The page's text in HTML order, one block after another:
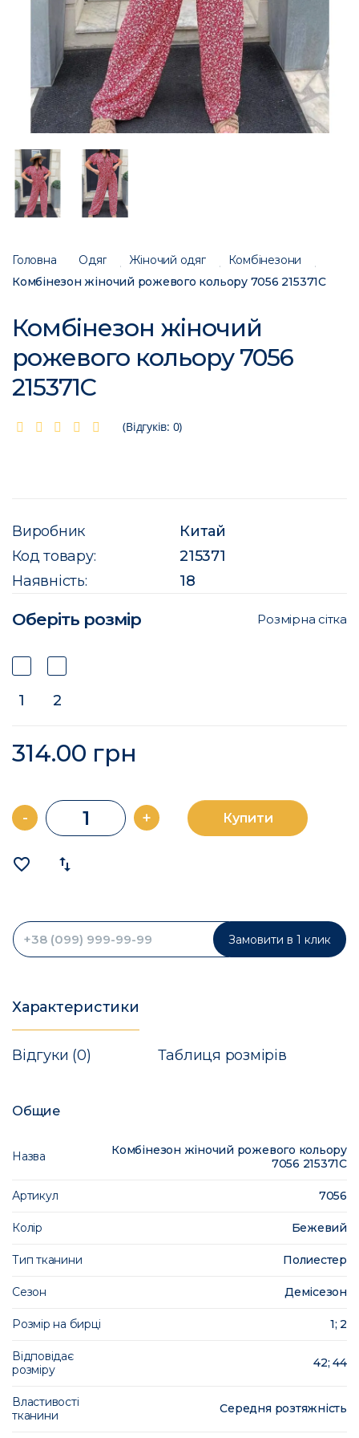
Головна Одяг Жіночий одяг
Комбінезони
Комбінезон жіночий рожевого кольору 7056 215371C
Комбінезон жіночий
рожевого кольору 7056
215371C
(Відгуків: 0)
Виробник
Китай
Код товару:
215371
Наявність:
18
Оберіть розмір Розмірна сітка
1 2
314.00 грн
- + Купити
favorite_border import_export
Замовити в 1 клик
Характеристики
Відгуки (0) Таблиця розмірів
Общие
Назва
Комбінезон жіночий рожевого кольору
7056 215371C
Артикул 7056
Колір Бежевий
Тип тканини Полиестер
Сезон Демісезон
Розмір на бирці 1; 2
Відповідає
розміру
42; 44
Властивості
тканини
Середня розтяжність